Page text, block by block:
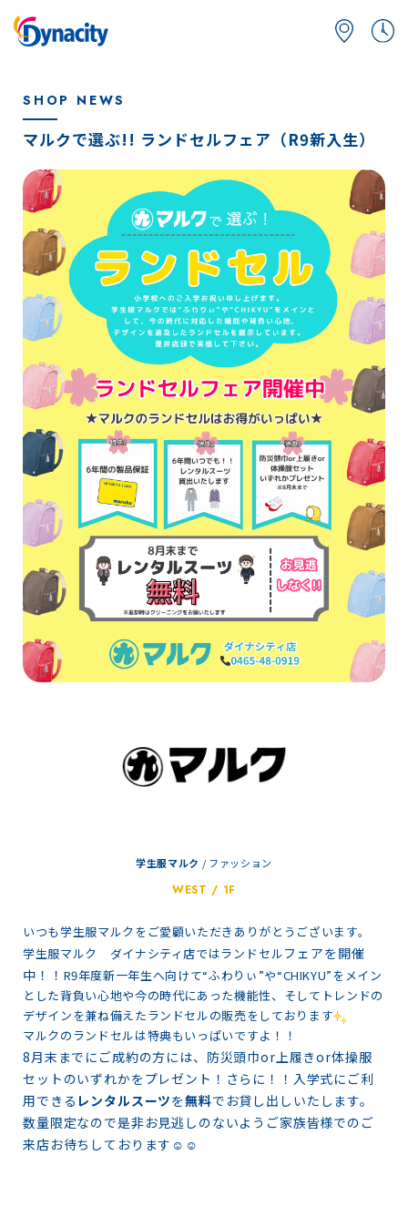
SHOP NEWS
マルクで選ぶ!! ランドセルフェア（R9新入生）
学生服マルク / ファッション
WEST / 1F
いつも学生服マルクをご愛顧いただきありがとうございます。
学生服マルク ダイナシティ店ではランドセルフェアを開催
中！！ R9年度新一年生へ向けて“ふわりぃ”や“CHIKYU”をメイン
とした背負い心地や今の時代にあった機能性、そしてトレンドの
デザインを兼ね備えたランドセルの販売をしております
マルクのランドセルは特典もいっぱいですよ！！
8月末までにご成約の方には、防災頭巾or上履きor体操服
セットのいずれかをプレゼント ！ さらに！！入学式にご利
用できる レンタルスーツを無料でお貸し出しいたします。
数量限定なので是非お見逃しのないようご家族皆様でのご
来店お待ちしております☺️☺️